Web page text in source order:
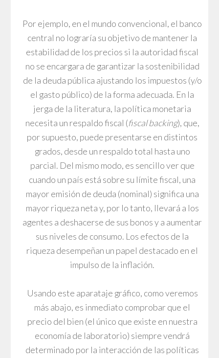
Por ejemplo, en el mundo convencional, el banco
central no lograría su objetivo de mantener la
estabilidad de los precios si la autoridad fiscal
no se encargara de garantizar la sostenibilidad
de la deuda pública ajustando los impuestos (y/o
el gasto público) de la forma adecuada. En la
jerga de la literatura, la política monetaria
necesita un respaldo fiscal (fiscal backing), que,
por supuesto, puede presentarse en distintos
grados, desde un respaldo total hasta uno
parcial. Del mismo modo, es sencillo ver que
cuando un país está sobre su límite fiscal, una
mayor emisión de deuda (nominal) significa una
mayor riqueza neta y, por lo tanto, llevará a los
agentes a deshacerse de sus bonos y a aumentar
sus niveles de consumo. Los efectos de la
riqueza desempeñan un papel destacado en el
impulso de la inflación.
Usando este aparataje gráfico, como veremos
más abajo, es inmediato comprobar que el
precio del bien (el único que existe en nuestra
economía de laboratorio) siempre vendrá
determinado por la interacción de las políticas